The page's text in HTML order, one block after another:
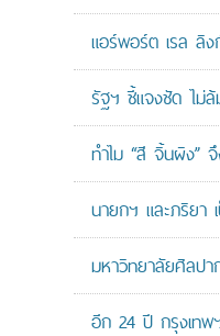
แอร์พอร์ต เรล ลิง
รัฐฯ ชี้แจงชัด ไม่
ทำไม “สี จิ้นผิง”
นายกฯ และภริยา
มหาวิทยาลัยศิลป
อีก 24 ปี กรุงเท